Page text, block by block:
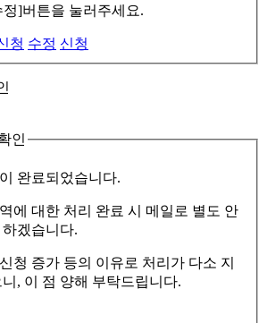
]버튼을 눌러주세요.
청 수정 신청
인
완료되었습니다.
에 대한 처리 완료 시 메일로 별도 안
겠습니다.
청 증가 등의 이유로 처리가 다소 지
, 이 점 양해 부탁드립니다.